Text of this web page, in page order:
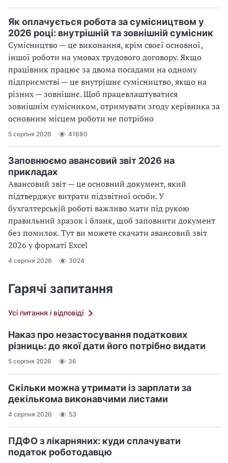
Як оплачується робота за сумісництвом у
2026 році: внутрішній та зовнішній сумісник
Сумісництво — це виконання, крім своєї основної,
іншої роботи на умовах трудового договору. Якщо
працівник працює за двома посадами на одному
підприємстві — це внутрішнє сумісництво, якщо на
різних — зовнішнє. Щоб працевлаштуватися
зовнішнім сумісником, отримувати згоду керівника за
основним місцем роботи не потрібно
5 серпня 2026 41680
Заповнюємо авансовий звіт 2026 на
прикладах
Авансовий звіт — це основний документ, який
підтверджує витрати підзвітної особи. У
бухгалтерській роботі важливо мати під рукою
правильний зразок і бланк, щоб заповнити документ
без помилок. Тут ви можете скачати авансовий звіт
2026 у форматі Excel
4 серпня 2026 3024
Гарячі запитання
Усі питання і відповіді
Наказ про незастосування податкових
різниць: до якої дати його потрібно видати
5 серпня 2026 36
Скільки можна утримати із зарплати за
декількома виконавчими листами
4 серпня 2026 53
ПДФО з лікарняних: куди сплачувати
податок роботодавцю